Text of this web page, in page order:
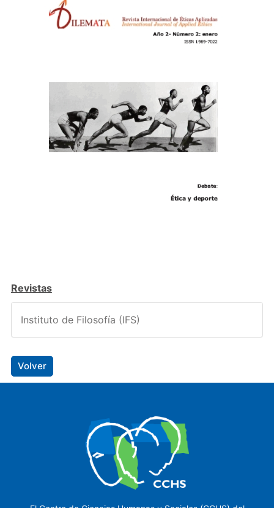
Revistas
Instituto de Filosofía (IFS)
Volver